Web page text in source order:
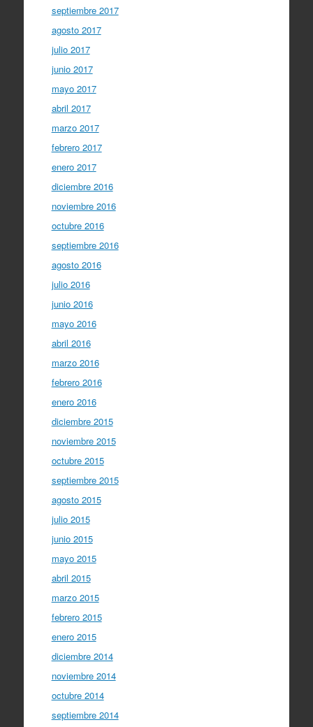
septiembre 2017
agosto 2017
julio 2017
junio 2017
mayo 2017
abril 2017
marzo 2017
febrero 2017
enero 2017
diciembre 2016
noviembre 2016
octubre 2016
septiembre 2016
agosto 2016
julio 2016
junio 2016
mayo 2016
abril 2016
marzo 2016
febrero 2016
enero 2016
diciembre 2015
noviembre 2015
octubre 2015
septiembre 2015
agosto 2015
julio 2015
junio 2015
mayo 2015
abril 2015
marzo 2015
febrero 2015
enero 2015
diciembre 2014
noviembre 2014
octubre 2014
septiembre 2014